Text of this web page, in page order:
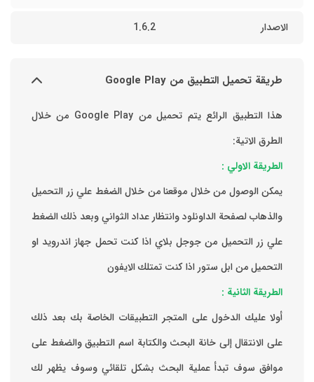
الاصدار 1.6.2
طريقة تحميل التطبيق من Google Play
هذا التطبيق الرائع يتم تحميل من Google Play من خلال
الطرق الاتية:
الطريقة الاولي :
يمكن الوصول من خلال موقعنا من خلال الضغط علي زر التحميل
والذهاب لصفحة الداونلود وانتظار عداد الثواني وبعد ذلك الضغط
علي زر التحميل من جوجل بلاي اذا كنت تحمل جهاز اندرويد او
التحميل من ابل ستور اذا كنت تمتلك الايفون
الطريقة الثانية :
‏أولا عليك الدخول على المتجر التطبيقات الخاصة بك ‏بعد ذلك
على الانتقال إلى خانة البحث والكتابة اسم التطبيق والضغط على
موافق ‏سوف تبدأ عملية البحث بشكل تلقائي وسوف يظهر لك